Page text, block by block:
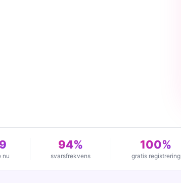
nu
94%
svarsfrekvens
100%
gratis registrering